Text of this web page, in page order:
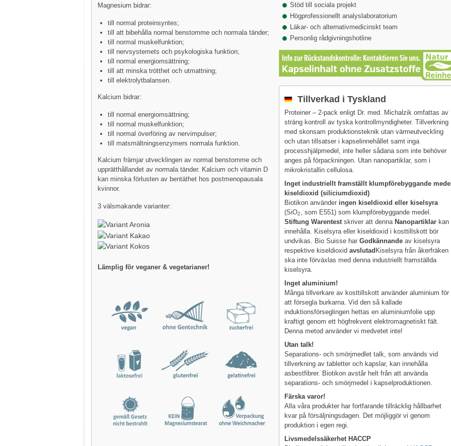
Magnesium bidrar:
till normal proteinsyntes;
till att bibehålla normal benstomme och normala tänder;
till normal muskelfunktion;
till nervsystemets och psykologiska funktion;
till normal energiomsättning;
till att minska trötthet och utmattning;
till elektrolytbalansen.
Kalcium bidrar:
till normal energiomsättning;
till normal muskelfunktion;
till normal överföring av nervimpulser;
till matsmältningsenzymers normala funktion.
Kalcium främjar utvecklingen av normal benstomme och
upprätthållandet av normala tänder. Kalcium och vitamin D
kan minska förlusten av bentäthet hos postmenopausala
kvinnor.
3 välsmakande varianter:
Lämplig för veganer & vegetarianer!
Stöd till sociala projekt
Högprofessionellt analyslaboratorium
Läkar- och alternativmedicinskt team
Personlig rådgivningshotline
Tillverkad i Tyskland
Proteiner – 2-pack enligt Dr. med. Michalzik omfattas av
sträng kontroll av tyska kontrollmyndigheter. Tillverkning
med skonsam produktionsteknik utan värmeutveckling
och utan tillsatser i kapselinnehållet samt inga
processhjälpmedel, inte heller sådana som inte behöver
anges på förpackningen. Utan nanopartiklar, som i
mikrokristallin cellulosa.
Inget industriellt framställt klumpförebyggande
kiseldioxid (siliciumdioxid)
Biotikon använder ingen kiseldioxid eller kiselsyra
(SiO2
, som E551) som klumpförebyggande medel.
Stiftung Warentest skriver att denna Nanopartiklar kan
innehålla. Kiselsyra eller kiseldioxid i kosttillskott bör
undvikas. Bio Suisse harGodkännande av kiselsyra
respektive kiseldioxidavslutad Kiselsyra från åkerfräken
ska inte förväxlas med denna industriellt framställda
kiselsyra.
Inget aluminium!
Många tillverkare av kosttillskott använder aluminium för
att försegla burkarna. Vid den så kallade
induktionsförseglingen hettas en aluminiumfolie upp
kraftigt genom ett högfrekvent elektromagnetiskt fält.
Denna metod använder vi medvetet inte!
Utan talk!
Separations- och smörjmedlet talk, som används vid
tillverkning av tabletter och kapslar, kan innehålla
asbestfibrer. Biotikon avstår helt från att använda
separations- och smörjmedel i kapselproduktionen.
Färska varor!
Alla våra produkter har fortfarande tillräcklig hållbarhet
kvar på försäljningsdagen. Det möjliggör vi genom
produktion i egen regi.
Livsmedelssäkerhet HACCP